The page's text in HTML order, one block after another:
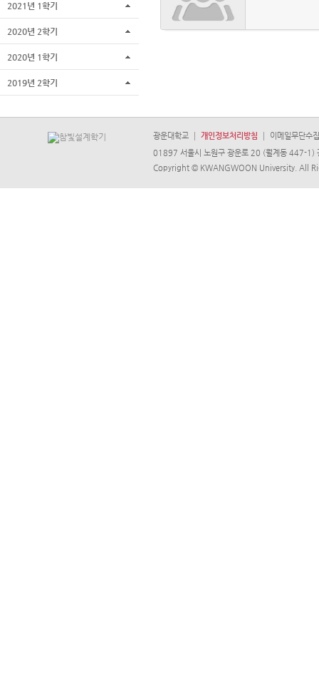
2021년 1학기
2020년 2학기
2020년 1학기
2019년 2학기
광운대학교 개인정보처리방침
이메일무단수
01897 서울시 노원구 광운로 20 (월계동 447-
Copyright © KWANGWOON University. All